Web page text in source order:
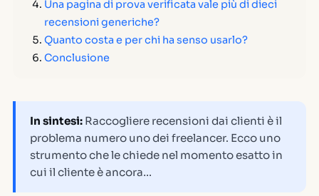
Una pagina di prova verificata vale più di dieci
recensioni generiche?
Quanto costa e per chi ha senso usarlo?
Conclusione
In sintesi: Raccogliere recensioni dai clienti è il
problema numero uno dei freelancer. Ecco uno
strumento che le chiede nel momento esatto in
cui il cliente è ancora…